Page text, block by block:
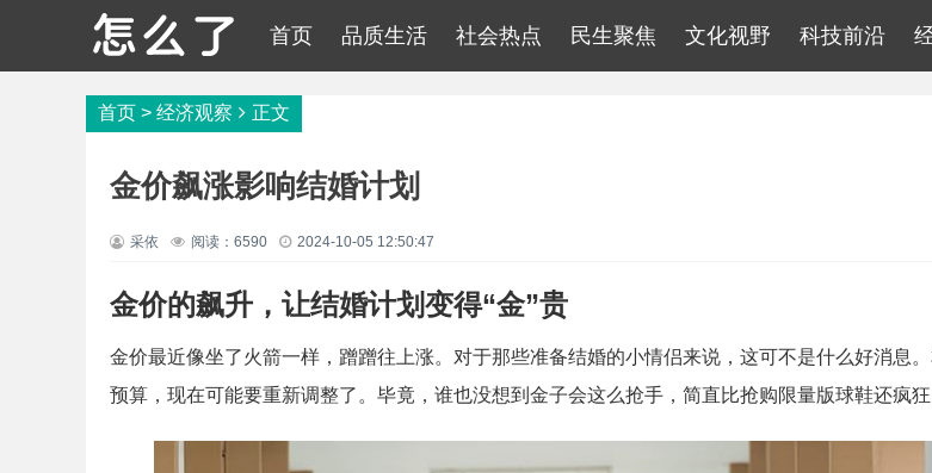
首页 品质生活 社会热点 民生聚焦 文化视野 科技前沿
首页 > 经济观察 正文
金价飙涨影响结婚计划
采依 阅读：6590 2024-10-05 12:50:47
金价的飙升，让结婚计划变得“金”贵
金价最近像坐了火箭一样，蹭蹭往上涨。对于那些准备结婚的小情侣来说，这可不是什么好消息
预算，现在可能要重新调整了。毕竟，谁也没想到金子会这么抢手，简直比抢购限量版球鞋还疯狂